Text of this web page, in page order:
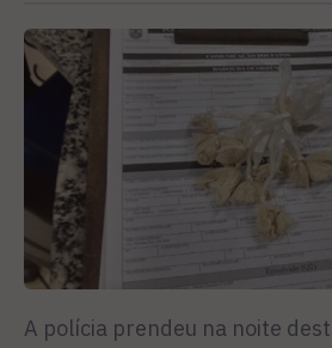
A polícia prendeu na noite